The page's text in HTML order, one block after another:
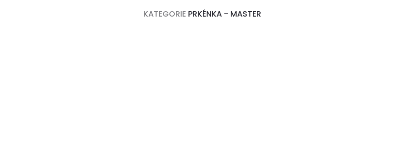
KATEGORIE PRKÉNKA - MASTER